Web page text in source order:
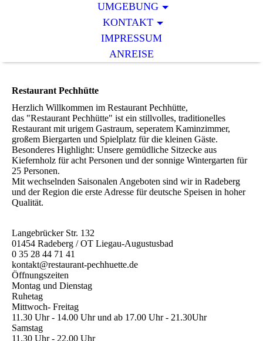
UMGEBUNG
KONTAKT
IMPRESSUM
ANREISE
Restaurant Pechhütte
Herzlich Willkommen im Restaurant Pechhütte,
das "Restaurant Pechhütte" ist ein stillvolles, traditionelles
Restaurant mit urigem Gastraum, seperatem Kaminzimmer,
großem Biergarten und Spielplatz für die kleinen Gäste.
Besonderes Highlight: Unsere gemüdliche Sitzecke aus
Kiefernholz für acht Personen und der sonnige Wintergarten für
25 Personen.
Mit wechselnden Saisonalen Angeboten sind wir in Radeberg
und der Region die erste Adresse für deutsche Speisen in hoher
Qualität.
Langebrücker Str. 132
01454 Radeberg / OT Liegau-Augustusbad
0 35 28 44 71 41
kontakt@restaurant-pechhuette.de
Öffnungszeiten
Montag und Dienstag
Ruhetag
Mittwoch- Freitag
11.30 Uhr - 14.00 Uhr und ab 17.00 Uhr - 21.30Uhr
Samstag
11.30 Uhr - 22.00 Uhr